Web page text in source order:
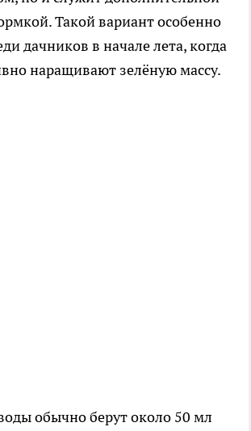
Такой вариант особенно
дачников в начале лета, когда
наращивают зелёную массу.
обычно берут около 50 мл